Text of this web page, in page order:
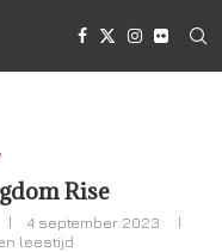
Rise
4 september 2023
leestijd